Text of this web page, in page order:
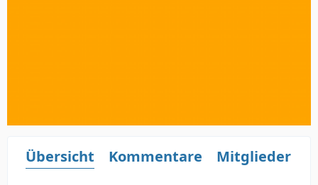
Übersicht Kommentare Mitglieder